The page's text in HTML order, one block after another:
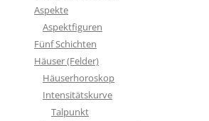
Aspekte
Aspektfiguren
Fünf Schichten
Häuser (Felder)
Häuserhoroskop
Intensitätskurve
Talpunkt